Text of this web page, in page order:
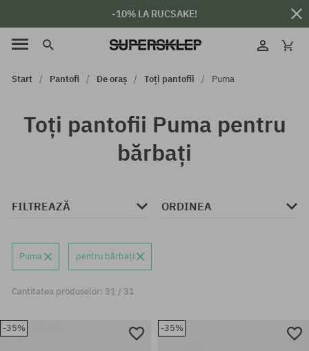
-10% LA RUCSAKE!
Start Pantofi De oraș Toți pantofii Puma
Toți pantofii Puma pentru
bărbați
FILTREAZĂ ORDINEA
Puma pentru bărbați
Cantitatea produselor: 31 / 31
-35% -35%